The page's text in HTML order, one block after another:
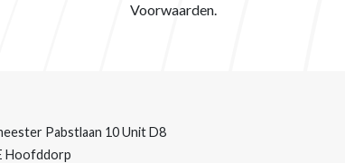
Voorwaarden.
Pabstlaan 10 Unit D8
Hoofddorp